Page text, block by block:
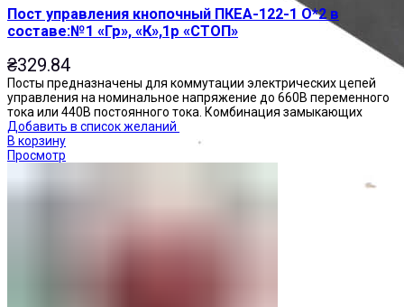
Пост управления кнопочный ПКЕА-122-1 О*2 в
составе:№1 «Гр», «К»,1р «СТОП»
₴329.84
Посты предназначены для коммутации электрических цепей
управления на номинальное напряжение до 660В переменного
тока или 440В постоянного тока. Комбинация замыкающих
Добавить в список желаний
В корзину
Просмотр